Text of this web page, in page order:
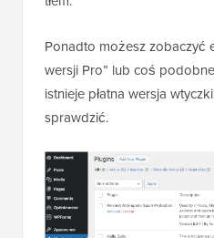
Ponadto możesz zobaczyć
wersji Pro” lub coś
istnieje płatna wersja
sprawdzić.